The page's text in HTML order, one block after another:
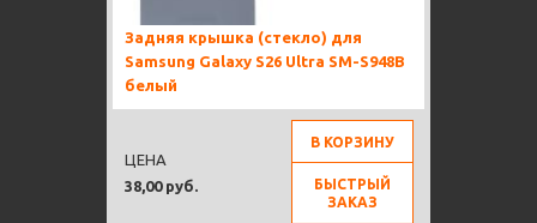
Задняя крышка (стекло) для
Samsung Galaxy S26 Ultra SM-S948B
белый
38,00 руб.
ЦЕНА
В КОРЗИНУ
БЫСТРЫЙ
ЗАКАЗ